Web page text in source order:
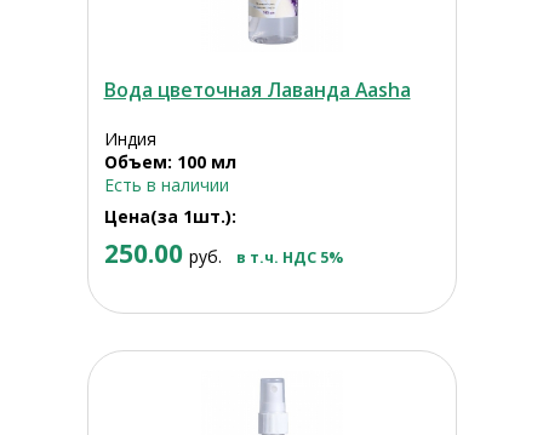
Вода цветочная Лаванда Aasha
Индия
Объем: 100 мл
Есть в наличии
Цена(за 1шт.):
250.00 руб. в т.ч. НДС 5%